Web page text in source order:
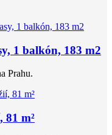
1 balkón, 183 m2
Prahu.
81 m²